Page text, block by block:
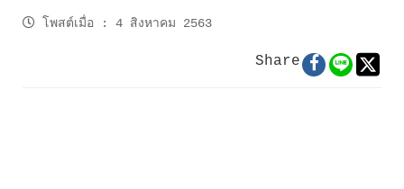
i
โพสต์เมื่อ : 4 สิงหาคม 2563
Share